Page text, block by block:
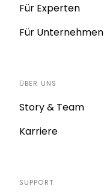
Für Experten
Für Unternehmen
ÜBER UNS
Story & Team
Karriere
SUPPORT